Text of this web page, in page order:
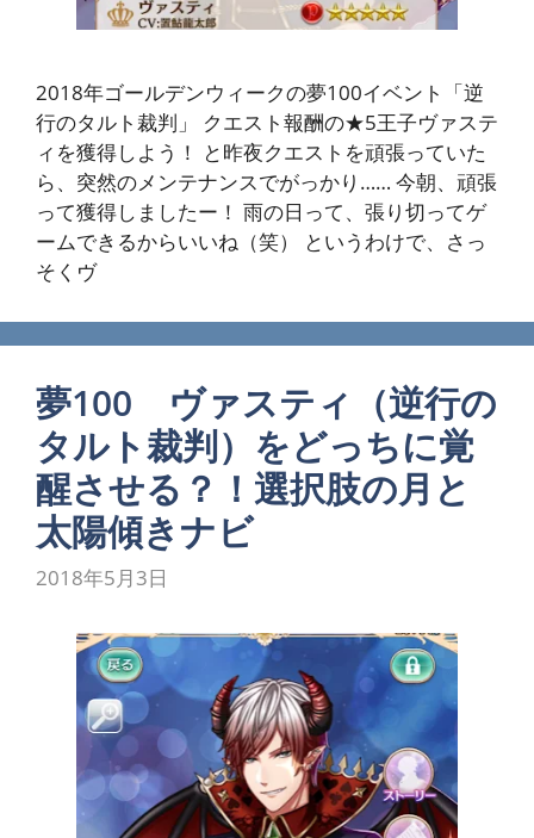
2018年ゴールデンウィークの夢100イベント「逆
行のタルト裁判」 クエスト報酬の★5王子ヴァステ
ィを獲得しよう！ と昨夜クエストを頑張っていた
ら、突然のメンテナンスでがっかり…… 今朝、頑張
って獲得しましたー！ 雨の日って、張り切ってゲ
ームできるからいいね（笑） というわけで、さっ
そくヴ
夢100 ヴァスティ（逆行の
タルト裁判）をどっちに覚
醒させる？！選択肢の月と
太陽傾きナビ
2018年5月3日